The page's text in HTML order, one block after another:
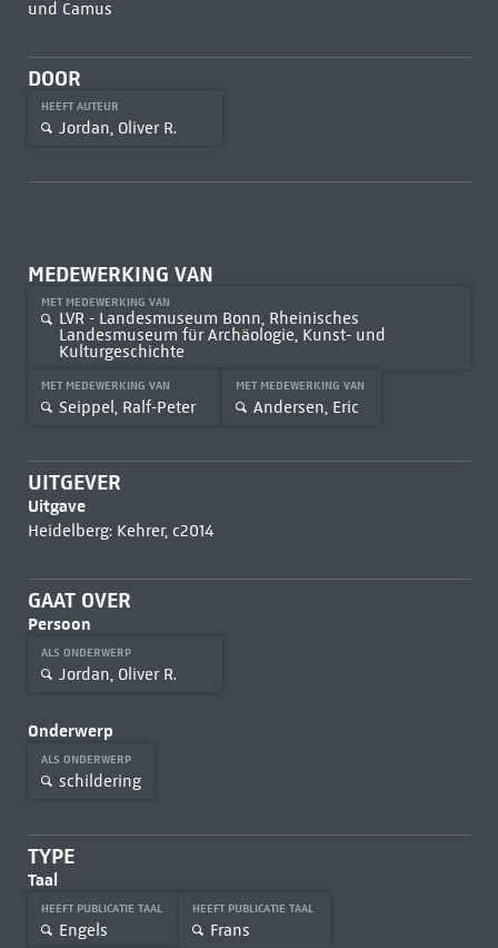
und Camus
DOOR
HEEFT AUTEUR
Jordan, Oliver R.
MEDEWERKING VAN
MET MEDEWERKING VAN
LVR - Landesmuseum Bonn, Rheinisches
Landesmuseum für Archäologie, Kunst- und
Kulturgeschichte
MET MEDEWERKING VAN
Seippel, Ralf-Peter
MET MEDEWERKING VAN
Andersen, Eric
UITGEVER
Uitgave
Heidelberg: Kehrer, c2014
GAAT OVER
Persoon
ALS ONDERWERP
Jordan, Oliver R.
Onderwerp
ALS ONDERWERP
schildering
TYPE
Taal
HEEFT PUBLICATIE TAAL
Engels
HEEFT PUBLICATIE TAAL
Frans